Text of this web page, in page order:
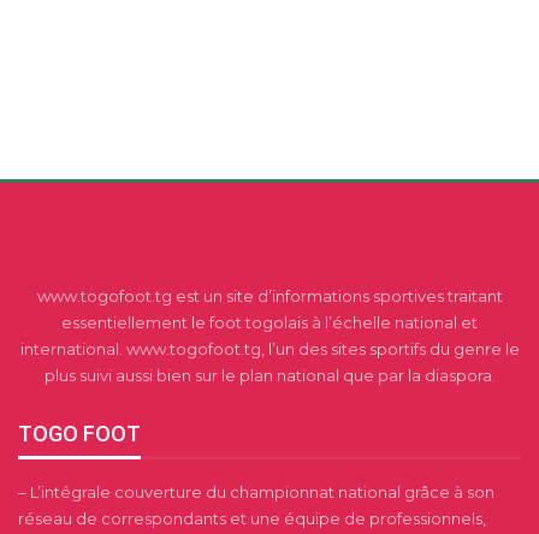
www.togofoot.tg est un site d’informations sportives traitant
essentiellement le foot togolais à l’échelle national et
international. www.togofoot.tg, l’un des sites sportifs du genre le
plus suivi aussi bien sur le plan national que par la diaspora.
TOGO FOOT
– L’intégrale couverture du championnat national grâce à son
réseau de correspondants et une équipe de professionnels,